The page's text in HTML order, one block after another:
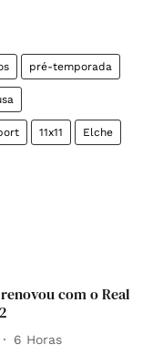
pré-temporada
11x11 Elche
com o Real
6 Horas